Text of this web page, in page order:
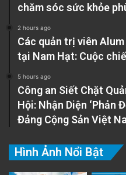
chăm sóc sức khỏe
2 hours ago
Các quản trị viên
tại Nam Hạt: Cuộc
5 hours ago
Công an Siết Chặt
Hội: Nhận Diện ‘Phản
Đảng Cộng Sản Việt
Hình Ảnh Nổi Bật